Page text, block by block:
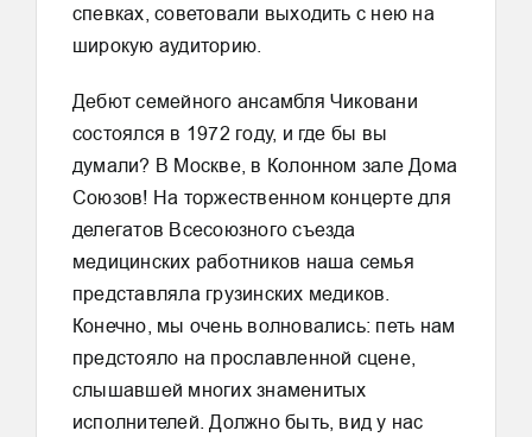
спевках, советовали выходить с нею на
широкую аудиторию.
Дебют семейного ансамбля Чиковани
состоялся в 1972 году, и где бы вы
думали? В Москве, в Колонном зале Дома
Союзов! На торжественном концерте для
делегатов Всесоюзного съезда
медицинских работников наша семья
представляла грузинских медиков.
Конечно, мы очень волновались: петь нам
предстояло на прославленной сцене,
слышавшей многих знаменитых
исполнителей. Должно быть, вид у нас